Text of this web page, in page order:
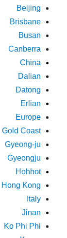
Beijing
Brisbane
Busan
Canberra
China
Dalian
Datong
Erlian
Europe
Gold Coast
Gyeong-ju
Gyeongju
Hohhot
Hong Kong
Italy
Jinan
Ko Phi Phi